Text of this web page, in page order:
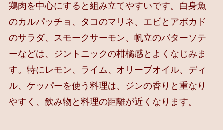
鶏肉を中心にすると組み立てやすいです。白身魚
のカルパッチョ、タコのマリネ、エビとアボカド
のサラダ、スモークサーモン、帆立のバターソテ
ーなどは、ジントニックの柑橘感とよくなじみま
す。特にレモン、ライム、オリーブオイル、ディ
ル、ケッパーを使う料理は、ジンの香りと重なり
やすく、飲み物と料理の距離が近くなります。